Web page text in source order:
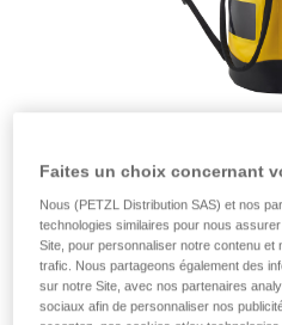
BUCKET 30
Sac auto-portant. 30 litres
Simple et robuste, le sac à
Faites un choix concernant
Nous (PETZL Distribution SAS) et nos
technologies similaires pour nous
Site, pour personnaliser notre contenu
trafic. Nous partageons également des
sur notre Site, avec nos partenaires
sociaux afin de personnaliser nos